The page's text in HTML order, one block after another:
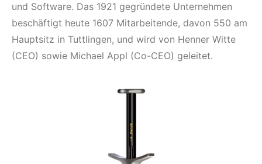
und Software. Das 1921 gegründete Unternehmen
beschäftigt heute 1607 Mitarbeitende, davon 550 am
Hauptsitz in Tuttlingen, und wird von Henner Witte
(CEO) sowie Michael Appl (Co-CEO) geleitet.